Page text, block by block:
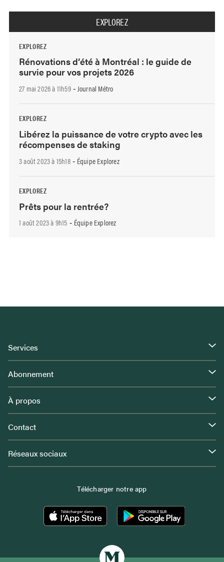
EXPLOREZ
EXPLOREZ
Rénovations d’été à Montréal : le guide de
survie pour vos projets 2026
27 mai 2026 à 11h59- Journal Métro
EXPLOREZ
Libérez la puissance de votre crypto avec les
récompenses de staking
3 août 2023 à 15h18- Équipe Explorez
EXPLOREZ
Prêts pour la rentrée?
1 août 2023 à 9h15 - Équipe Explorez
Services
Abonnement
À propos
Contact
Réseaux sociaux
Télécharger notre app